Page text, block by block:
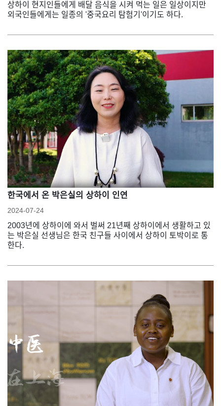
상하이 현지인들에게 배달 음식을 시켜 먹는 일은 일상이지만
외국인들에게는 일종의 '중국요리 탐험기'이기도 하다.
한국에서 온 박은실의 상하이 인연
2024-07-24
2003년에 상하이에 와서 벌써 21년째 상하이에서 생활하고 있
는 박은실 선생님은 한국 친구들 사이에서 상하이 토박이로 통
한다.